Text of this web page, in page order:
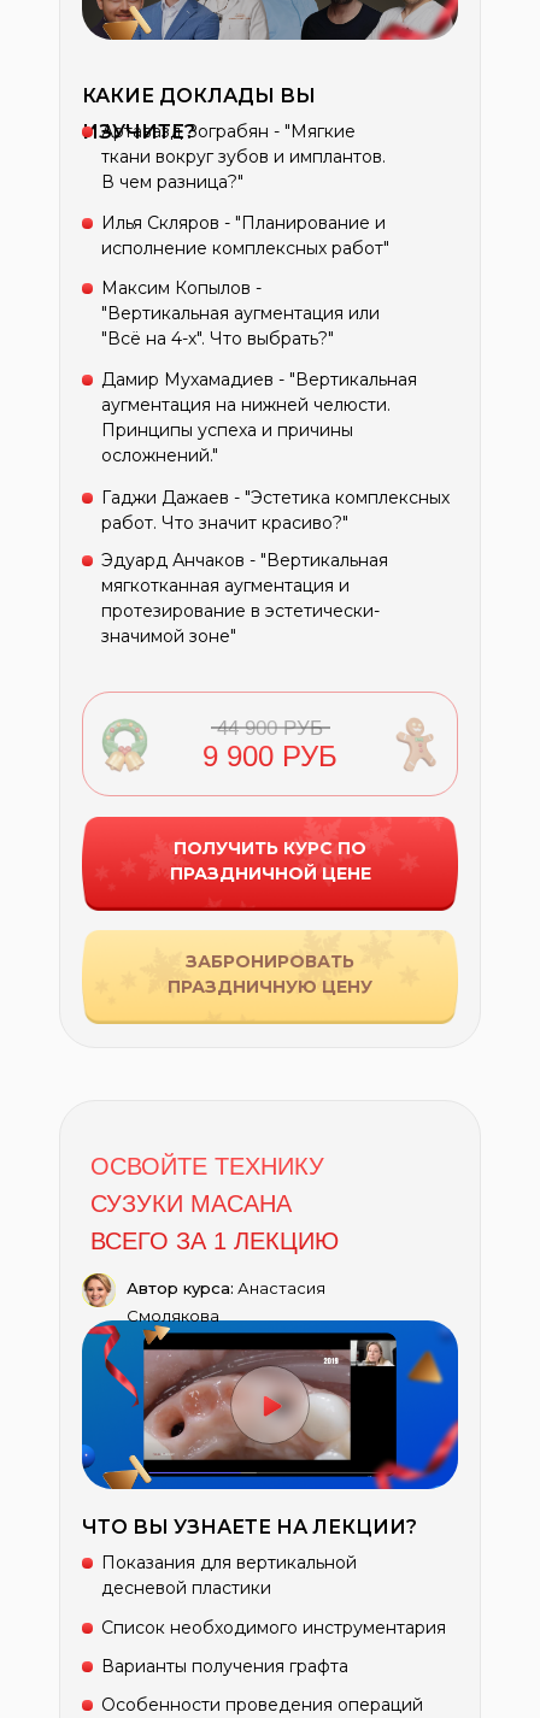
КАКИЕ ДОКЛАДЫ ВЫ
ИЗУЧИТЕ?
Артавазд Зограбян - "Мягкие
ткани вокруг зубов и имплантов.
В чем разница?"
Илья Скляров - "Планирование и
исполнение комплексных работ"
Максим Копылов -
"Вертикальная аугментация или
"Всё на 4-х". Что выбрать?"
Дамир Мухамадиев - "Вертикальная
аугментация на нижней челюсти.
Принципы успеха и причины
осложнений."
Гаджи Дажаев - "Эстетика комплексных
работ. Что значит красиво?"
9 900 РУБ
44 900 РУБ
ПОЛУЧИТЬ КУРС ПО
ПРАЗДНИЧНОЙ ЦЕНЕ
ЗАБРОНИРОВАТЬ
ПРАЗДНИЧНУЮ ЦЕНУ
Эдуард Анчаков - "Вертикальная
мягкотканная аугментация и
протезирование в эстетически-
значимой зоне"
ОСВОЙТЕ ТЕХНИКУ
СУЗУКИ МАСАНА
ВСЕГО ЗА 1 ЛЕКЦИЮ
Автор курса: Анастасия
Смолякова
ЧТО ВЫ УЗНАЕТЕ НА ЛЕКЦИИ?
Показания для вертикальной
десневой пластики
Список необходимого инструментария
Варианты получения графта
Особенности проведения операций